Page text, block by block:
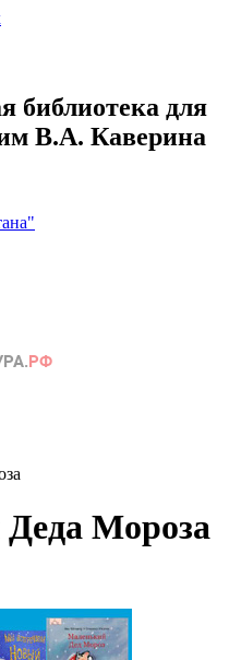
библиотека для
В.А. Каверина
Мороза